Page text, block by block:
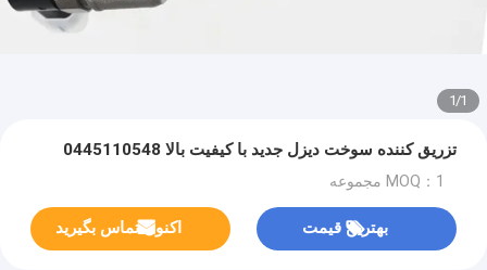
1
/
1
تزریق کننده سوخت دیزل جدید با کیفیت بالا 0445110548
MOQ：1 مجموعه
بهترین قیمت اکنون تماس بگیرید